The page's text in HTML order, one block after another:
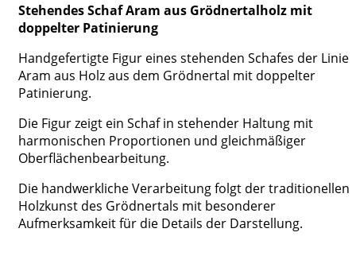
Stehendes Schaf Aram aus Grödnertalholz mit
doppelter Patinierung
Handgefertigte Figur eines stehenden Schafes der Linie
Aram aus Holz aus dem Grödnertal mit doppelter
Patinierung.
Die Figur zeigt ein Schaf in stehender Haltung mit
harmonischen Proportionen und gleichmäßiger
Oberflächenbearbeitung.
Die handwerkliche Verarbeitung folgt der traditionellen
Holzkunst des Grödnertals mit besonderer
Aufmerksamkeit für die Details der Darstellung.